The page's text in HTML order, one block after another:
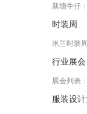
新塘牛仔：
时装周
米兰时装周
行业展会
展会列表：
服装设